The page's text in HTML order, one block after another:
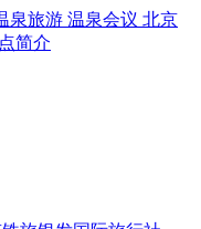
泉旅游 温泉会议 北京
简介